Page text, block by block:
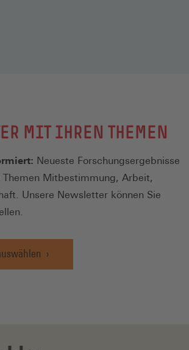
MIT IHREN THEMEN
Neueste Forschungsergebnisse
Themen Mitbestimmung, Arbeit,
Unsere Newsletter können Sie